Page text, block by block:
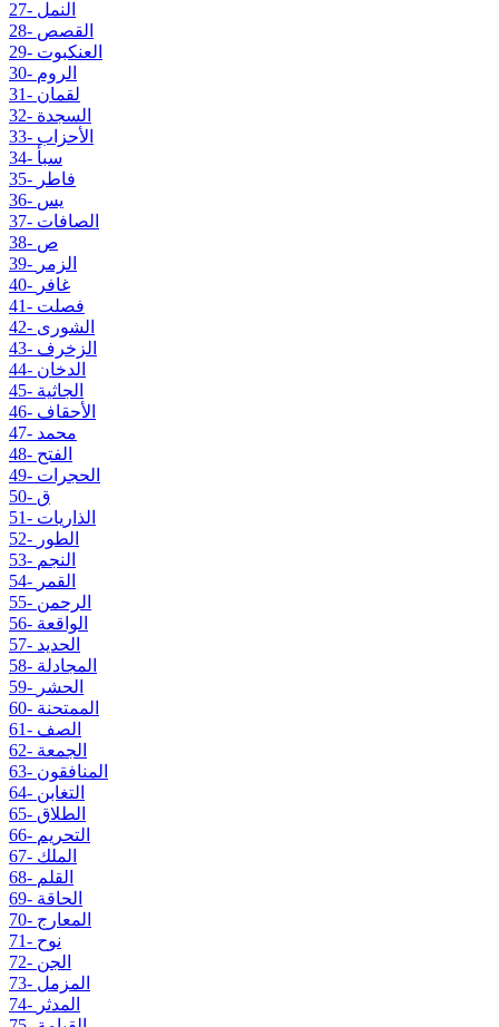
27- النمل
28- القصص
29- العنكبوت
30- الروم
31- لقمان
32- السجدة
33- الأحزاب
34- سبأ
35- فاطر
36- يس
37- الصافات
38- ص
39- الزمر
40- غافر
41- فصلت
42- الشورى
43- الزخرف
44- الدخان
45- الجاثية
46- الأحقاف
47- محمد
48- الفتح
49- الحجرات
50- ق
51- الذاريات
52- الطور
53- النجم
54- القمر
55- الرحمن
56- الواقعة
57- الحديد
58- المجادلة
59- الحشر
60- الممتحنة
61- الصف
62- الجمعة
63- المنافقون
64- التغابن
65- الطلاق
66- التحريم
67- الملك
68- القلم
69- الحاقة
70- المعارج
71- نوح
72- الجن
73- المزمل
74- المدثر